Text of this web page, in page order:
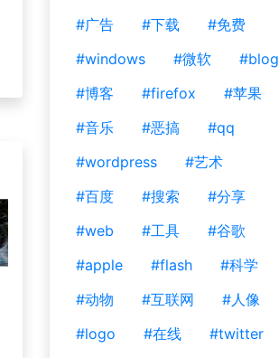
#广告
#下载
#免费
#windows
#微软
#blog
#博客
#firefox
#苹果
#音乐
#恶搞
#qq
#wordpress
#艺术
#百度
#搜索
#分享
#web
#工具
#谷歌
#apple
#flash
#科学
#动物
#互联网
#人像
#logo
#在线
#twitter